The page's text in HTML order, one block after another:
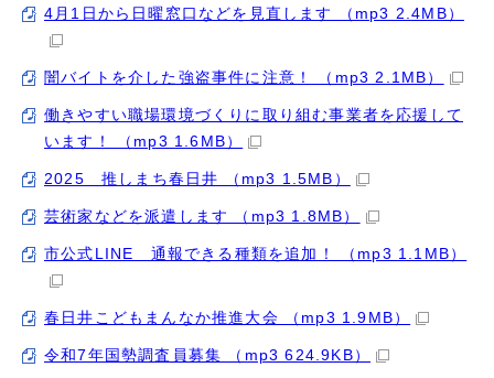
4月1日から日曜窓口などを見直します （mp3 2.4MB）
闇バイトを介した強盗事件に注意！ （mp3 2.1MB）
働きやすい職場環境づくりに取り組む事業者を応援して
います！ （mp3 1.6MB）
2025 推しまち春日井 （mp3 1.5MB）
芸術家などを派遣します （mp3 1.8MB）
市公式LINE 通報できる種類を追加！ （mp3 1.1MB）
春日井こどもまんなか推進大会 （mp3 1.9MB）
令和7年国勢調査員募集 （mp3 624.9KB）